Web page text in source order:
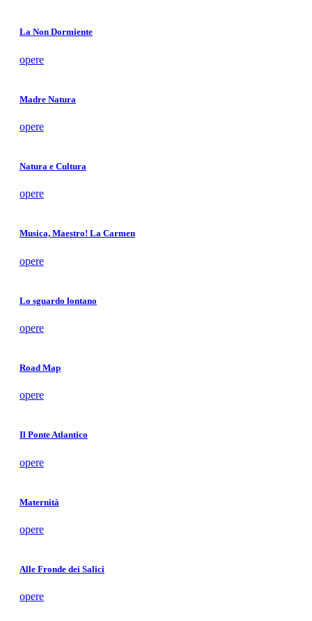
La Non Dormiente
opere
Madre Natura
opere
Natura e Cultura
opere
Musica, Maestro! La Carmen
opere
Lo sguardo lontano
opere
Road Map
opere
Il Ponte Atlantico
opere
Maternità
opere
Alle Fronde dei Salici
opere